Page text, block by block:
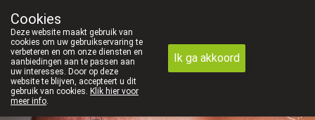
We vinden persoonlijk contact in de apotheek zeer
02/5135502
Vandaag gesloten
Cookies
Deze website maakt gebruik van
cookies om uw gebruikservaring te
verbeteren en om onze diensten en
aanbiedingen aan te passen aan
uw interesses. Door op deze
website te blijven, accepteert u dit
gebruik van cookies. Klik hier voor
meer info.
Ik ga akkoord